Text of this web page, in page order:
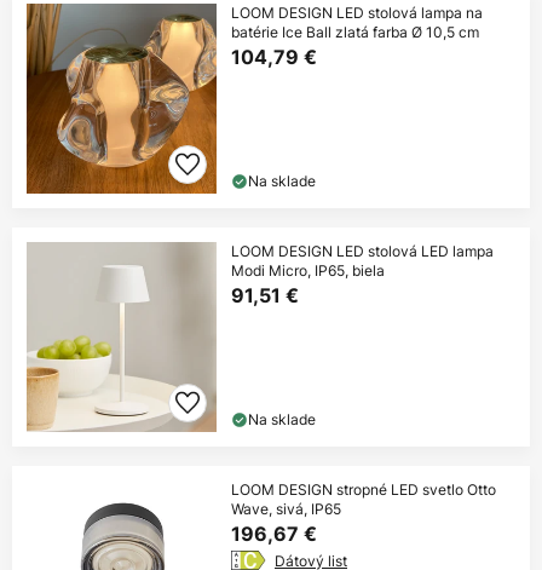
LOOM DESIGN LED stolová lampa na
batérie Ice Ball zlatá farba Ø 10,5 cm
104,79 €
Na sklade
LOOM DESIGN LED stolová LED lampa
Modi Micro, IP65, biela
91,51 €
Na sklade
LOOM DESIGN stropné LED svetlo Otto
Wave, sivá, IP65
196,67 €
Dátový list